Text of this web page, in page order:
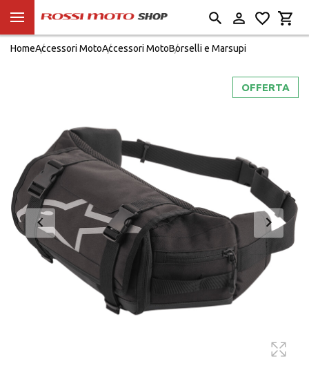
HomeAccessori MotoAccessori MotoBorselli e Marsupi
OFFERTA